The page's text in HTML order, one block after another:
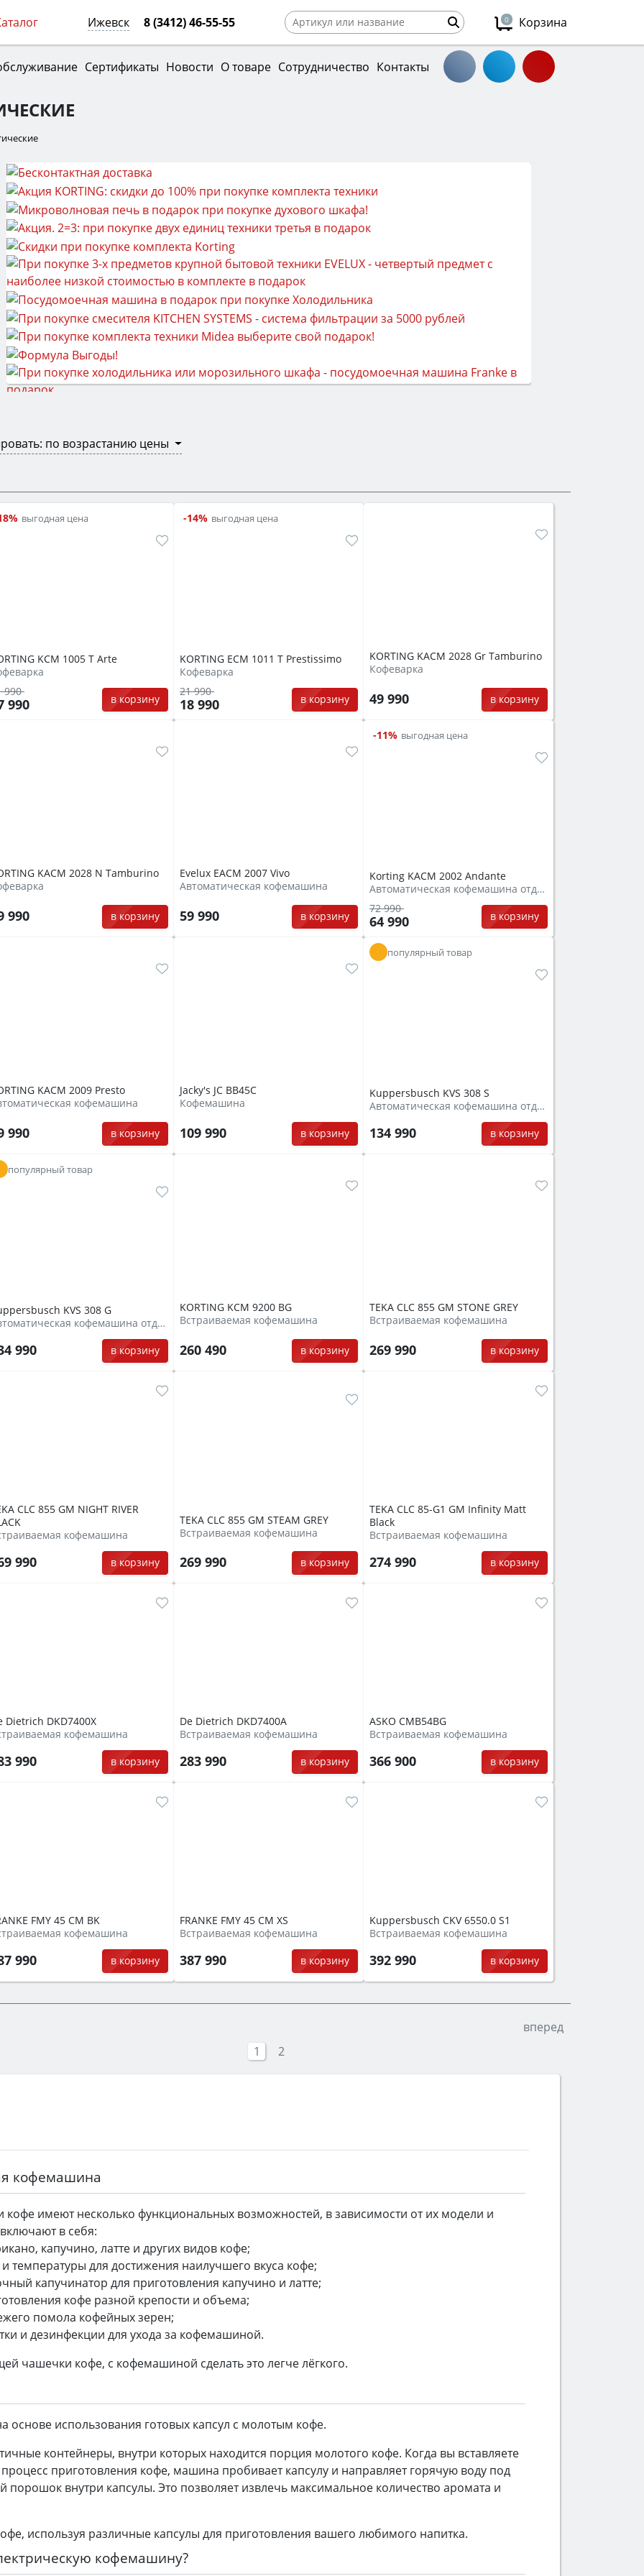
Ижевск 8 (3412) 46-55-55 0 Корзина
Сертификаты Новости О товаре Сотрудничество Контакты
по возрастанию цены
выгодная цена
KCM 1005 T Arte
990
990 в корзину
-14% выгодная цена
KORTING ECM 1011 T Prestissimo
Кофеварка
21 990
18 990 в корзину
KORTING KACM 2028 Gr Tamburino
Кофеварка
49 990 в корзину
KACM 2028 N Tamburino
990 в корзину
Evelux EACM 2007 Vivo
Автоматическая кофемашина
59 990 в корзину
-11% выгодная цена
Korting KACM 2002 Andante
Автоматическая кофемашина отдельностоящая
72 990
64 990 в корзину
KACM 2009 Presto
кофемашина
990 в корзину
Jacky's JC BB45C
Кофемашина
109 990 в корзину
популярный товар
Kuppersbusch KVS 308 S
Автоматическая кофемашина отдельностоящая
134 990 в корзину
популярный товар
KVS 308 G
Автоматическая кофемашина отдельностоящая
990 в корзину
KORTING KCM 9200 BG
Встраиваемая кофемашина
260 490 в корзину
TEKA CLC 855 GM STONE GREY
Встраиваемая кофемашина
269 990 в корзину
CLC 855 GM NIGHT RIVER
кофемашина
990 в корзину
TEKA CLC 855 GM STEAM GREY
Встраиваемая кофемашина
269 990 в корзину
TEKA CLC 85-G1 GM Infinity Matt
Black
Встраиваемая кофемашина
274 990 в корзину
Dietrich DKD7400X
кофемашина
990 в корзину
De Dietrich DKD7400A
Встраиваемая кофемашина
283 990 в корзину
ASKO CMB54BG
Встраиваемая кофемашина
366 900 в корзину
FMY 45 CM BK
кофемашина
990 в корзину
FRANKE FMY 45 CM XS
Встраиваемая кофемашина
387 990 в корзину
Kuppersbusch CKV 6550.0 S1
Встраиваемая кофемашина
392 990 в корзину
вперед
1
2
кофемашина
кофе имеют несколько функциональных возможностей, в зависимости от их модели и
в себя:
капучино, латте и других видов кофе;
температуры для достижения наилучшего вкуса кофе;
капучинатор для приготовления капучино и латте;
кофе разной крепости и объема;
помола кофейных зерен;
и дезинфекции для ухода за кофемашиной.
чашечки кофе, с кофемашиной сделать это легче лёгкого.
основе использования готовых капсул с молотым кофе.
контейнеры, внутри которых находится порция молотого кофе. Когда вы вставляете
приготовления кофе, машина пробивает капсулу и направляет горячую воду под
внутри капсулы. Это позволяет извлечь максимальное количество аромата и
используя различные капсулы для приготовления вашего любимого напитка.
кофемашину?